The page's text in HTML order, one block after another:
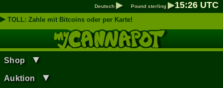
Deutsch ▶ Pound sterling ▶15:26 UTC
▶ TOLL: Zahle mit Bitcoins oder per Karte!
Shop ▼
Auktion ▼